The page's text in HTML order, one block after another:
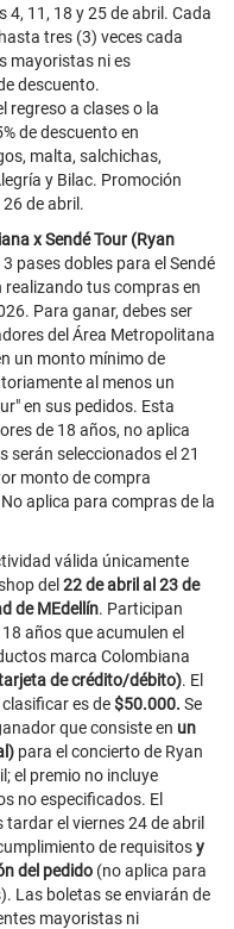
11, 18 y 25 de abril. Cada
tres (3) veces cada
mayoristas ni es
descuento.
regreso a clases o la
de descuento en
malta, salchichas,
y Bilac. Promoción
de abril.
x Sendé Tour (Ryan
pases dobles para el Sendé
realizando tus compras en
Para ganar, debes ser
del Área Metropolitana
un monto mínimo de
al menos un
en sus pedidos. Esta
de 18 años, no aplica
serán seleccionados el 21
monto de compra
aplica para compras de la
válida únicamente
del 22 de abril al 23 de
de MEdellín. Participan
años que acumulen el
marca Colombiana
de crédito/débito). El
es de$50.000. Se
que consiste en un
para el concierto de Ryan
el premio no incluye
no especificados. El
el viernes 24 de abril
de requisitosy
del pedido (no aplica para
Las boletas se enviarán de
mayoristas ni